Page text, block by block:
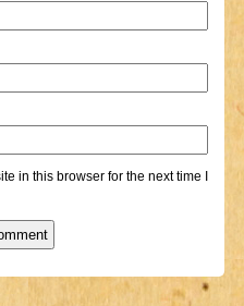
in this browser for the next time I